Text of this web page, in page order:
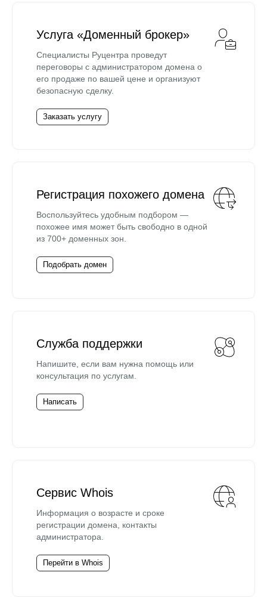
Услуга «Доменный брокер»
Специалисты Руцентра проведут
переговоры с администратором домена о
его продаже по вашей цене и организуют
безопасную сделку.
Заказать услугу
Регистрация похожего домена
Воспользуйтесь удобным подбором —
похожее имя может быть свободно в одной
из 700+ доменных зон.
Подобрать домен
Служба поддержки
Напишите, если вам нужна помощь или
консультация по услугам.
Написать
Сервис Whois
Информация о возрасте и сроке
регистрации домена, контакты
администратора.
Перейти в Whois